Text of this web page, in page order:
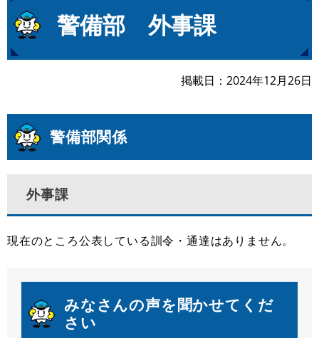
文
警備部 外事課
掲載日 2024年12月26日
警備部関係
外事課
現在のところ公表している訓令・通達はありません。
みなさんの声を聞かせてくだ
さい